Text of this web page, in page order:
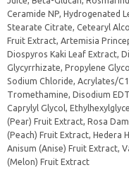
Ceramide NP, Hydrogenated
Stearate Citrate, Cetearyl
Fruit Extract, Artemisia
Diospyros Kaki Leaf Extract,
Glycyrrhizate, Propylene
Sodium Chloride, Acrylates/
Tromethamine, Disodium
Caprylyl Glycol,
(Pear) Fruit Extract, Rosa
(Peach) Fruit Extract, Hedera
Anisum (Anise) Fruit Extract,
(Melon) Fruit Extract